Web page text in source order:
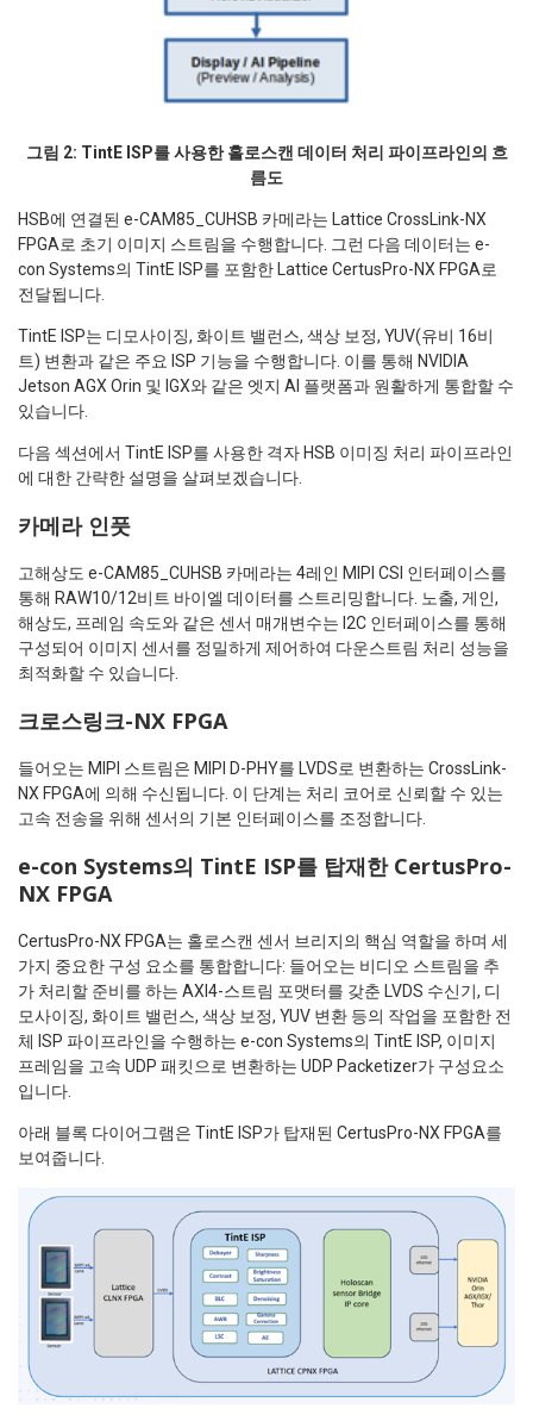
그림 2: TintE ISP를 사용한 홀로스캔 데이터 처리 파이프라인의 흐
름도
HSB에 연결된 e-CAM85_CUHSB 카메라는 Lattice CrossLink-NX
FPGA로 초기 이미지 스트림을 수행합니다. 그런 다음 데이터는 e-
con Systems의 TintE ISP를 포함한 Lattice CertusPro-NX FPGA로
전달됩니다.
TintE ISP는 디모사이징, 화이트 밸런스, 색상 보정, YUV(유비 16비
트) 변환과 같은 주요 ISP 기능을 수행합니다. 이를 통해 NVIDIA
Jetson AGX Orin 및 IGX와 같은 엣지 AI 플랫폼과 원활하게 통합할 수
있습니다.
다음 섹션에서 TintE ISP를 사용한 격자 HSB 이미징 처리 파이프라인
에 대한 간략한 설명을 살펴보겠습니다.
카메라 인풋
고해상도 e-CAM85_CUHSB 카메라는 4레인 MIPI CSI 인터페이스를
통해 RAW10/12비트 바이엘 데이터를 스트리밍합니다. 노출, 게인,
해상도, 프레임 속도와 같은 센서 매개변수는 I2C 인터페이스를 통해
구성되어 이미지 센서를 정밀하게 제어하여 다운스트림 처리 성능을
최적화할 수 있습니다.
크로스링크-NX FPGA
들어오는 MIPI 스트림은 MIPI D-PHY를 LVDS로 변환하는 CrossLink-
NX FPGA에 의해 수신됩니다. 이 단계는 처리 코어로 신뢰할 수 있는
고속 전송을 위해 센서의 기본 인터페이스를 조정합니다.
e-con Systems의 TintE ISP를 탑재한 CertusPro-
NX FPGA
CertusPro-NX FPGA는 홀로스캔 센서 브리지의 핵심 역할을 하며 세
가지 중요한 구성 요소를 통합합니다: 들어오는 비디오 스트림을 추
가 처리할 준비를 하는 AXI4-스트림 포맷터를 갖춘 LVDS 수신기, 디
모사이징, 화이트 밸런스, 색상 보정, YUV 변환 등의 작업을 포함한 전
체 ISP 파이프라인을 수행하는 e-con Systems의 TintE ISP, 이미지
프레임을 고속 UDP 패킷으로 변환하는 UDP Packetizer가 구성요소
입니다.
아래 블록 다이어그램은 TintE ISP가 탑재된 CertusPro-NX FPGA를
보여줍니다.